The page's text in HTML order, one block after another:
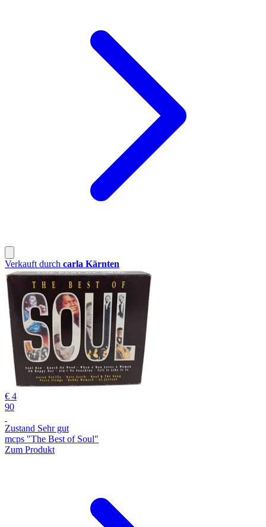
Verkauft durch carla Kärnten
€ 4
90
Zustand Sehr gut
mcps "The Best of Soul"
Zum Produkt